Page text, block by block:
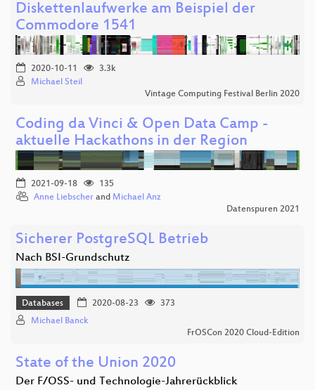
Diskettenlaufwerke am Beispiel der
Commodore 1541
2020-10-11
3.3k
Michael Steil
Vintage Computing Festival Berlin 2020
Coding da Vinci & Open Data Camp -
aktuelle Hackathons in der Region
2021-09-18
135
Anne Liebscher and Michael Anz
Datenspuren 2021
Sicherer PostgreSQL Betrieb
Nach BSI-Grundschutz
Databases 2020-08-23
373
Michael Banck
FrOSCon 2020 Cloud-Edition
State of the Union 2020
Der F/OSS- und Technologie-Jahrerückblick